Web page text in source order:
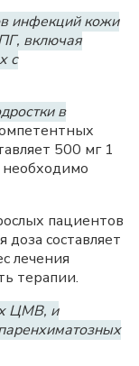
инфекций кожи
включая
с
в
500 мг 1
необходимо
пациентов
составляет
лечения
терапии.
ЦМВ, и